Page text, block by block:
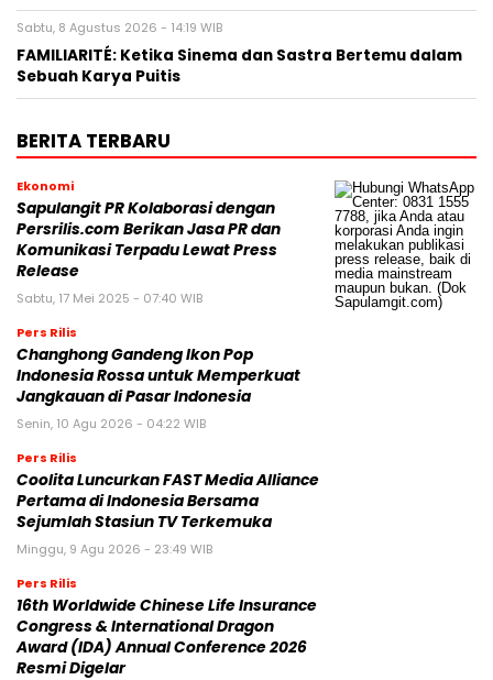
Sabtu, 8 Agustus 2026 - 14:19 WIB
FAMILIARITÉ: Ketika Sinema dan Sastra Bertemu dalam
Sebuah Karya Puitis
BERITA TERBARU
Ekonomi
Sapulangit PR Kolaborasi dengan
Persrilis.com Berikan Jasa PR dan
Komunikasi Terpadu Lewat Press
Release
Sabtu, 17 Mei 2025 - 07:40 WIB
Pers Rilis
Changhong Gandeng Ikon Pop
Indonesia Rossa untuk Memperkuat
Jangkauan di Pasar Indonesia
Senin, 10 Agu 2026 - 04:22 WIB
Pers Rilis
Coolita Luncurkan FAST Media Alliance
Pertama di Indonesia Bersama
Sejumlah Stasiun TV Terkemuka
Minggu, 9 Agu 2026 - 23:49 WIB
Pers Rilis
16th Worldwide Chinese Life Insurance
Congress & International Dragon
Award (IDA) Annual Conference 2026
Resmi Digelar